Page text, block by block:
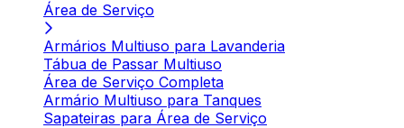
Área de Serviço
Armários Multiuso para Lavanderia
Tábua de Passar Multiuso
Área de Serviço Completa
Armário Multiuso para Tanques
Sapateiras para Área de Serviço